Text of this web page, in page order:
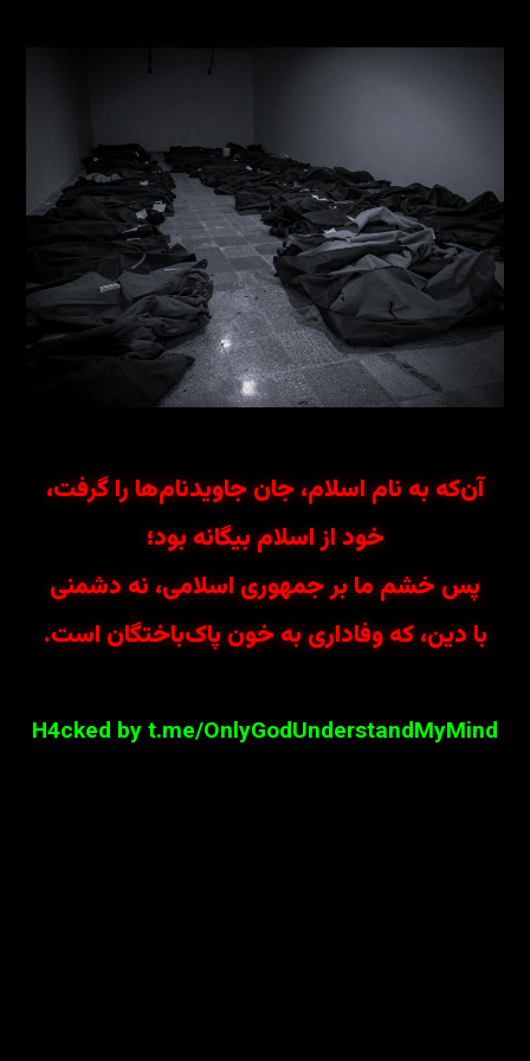
آن‌که به نام اسلام، جان جاویدنام‌ها را گرفت،
خود از اسلام بیگانه بود؛
پس خشم ما بر جمهوری اسلامی، نه دشمنی
با دین، که وفاداری به خون پاک‌باختگان است.
H4cked by t.me/OnlyGodUnderstandMyMind